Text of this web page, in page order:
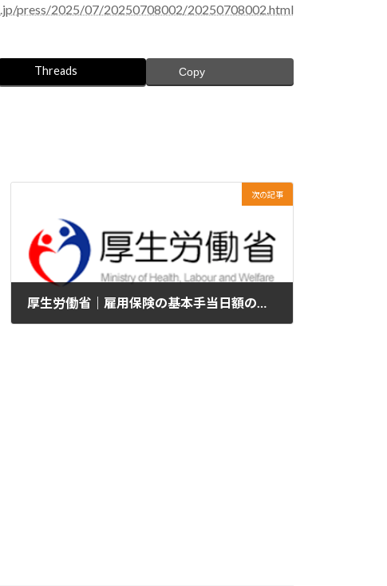
press/2025/07/20250708002/20250708002.html
Threads Copy
次の記事
厚生労働省｜雇用保険の基本手当日額の変更